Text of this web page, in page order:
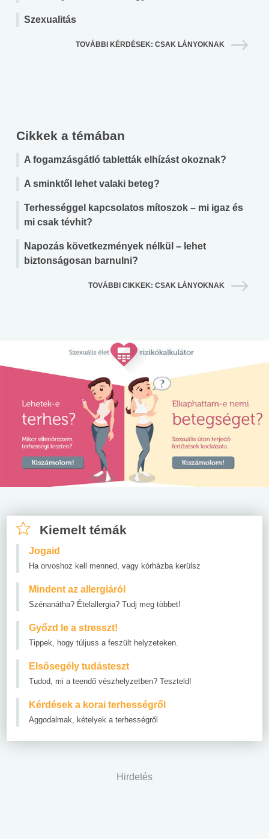
Szexualitás
TOVÁBBI KÉRDÉSEK: CSAK LÁNYOKNAK
Cikkek a témában
A fogamzásgátló tabletták elhízást okoznak?
A sminktől lehet valaki beteg?
Terhességgel kapcsolatos mítoszok – mi igaz és
mi csak tévhit?
Napozás következmények nélkül – lehet
biztonságosan barnulni?
TOVÁBBI CIKKEK: CSAK LÁNYOKNAK
Kiemelt témák
Jogaid
Ha orvoshoz kell menned, vagy kórházba kerülsz
Mindent az allergiáról
Szénanátha? Ételallergia? Tudj meg többet!
Győzd le a stresszt!
Tippek, hogy túljuss a feszült helyzeteken.
Elsősegély tudásteszt
Tudod, mi a teendő vészhelyzetben? Teszteld!
Kérdések a korai terhességről
Aggodalmak, kételyek a terhességről
Hirdetés